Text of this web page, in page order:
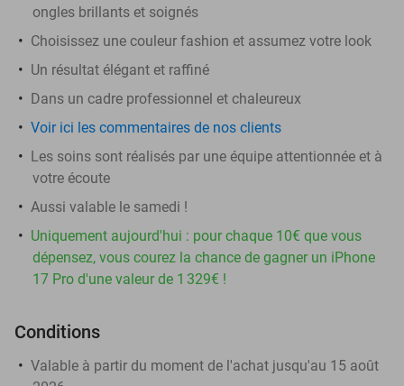
ongles brillants et soignés
Choisissez une couleur fashion et assumez votre look
Un résultat élégant et raffiné
Dans un cadre professionnel et chaleureux
Voir ici les commentaires de nos clients
Les soins sont réalisés par une équipe attentionnée et à
votre écoute
Aussi valable le samedi !
Uniquement aujourd'hui : pour chaque 10€ que vous
dépensez, vous courez la chance de gagner un iPhone
17 Pro d'une valeur de 1 329€ !
Conditions
Valable à partir du moment de l'achat jusqu'au 15 août